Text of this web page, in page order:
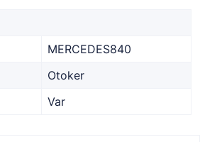
MERCEDES840
Otoker
Var